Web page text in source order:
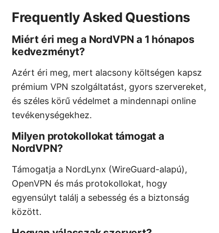
Frequently Asked Questions
Miért éri meg a NordVPN a 1 hónapos
kedvezményt?
Azért éri meg, mert alacsony költségen kapsz
prémium VPN szolgáltatást, gyors szervereket,
és széles körű védelmet a mindennapi online
tevékenységekhez.
Milyen protokollokat támogat a
NordVPN?
Támogatja a NordLynx (WireGuard-alapú),
OpenVPN és más protokollokat, hogy
egyensúlyt találj a sebesség és a biztonság
között.